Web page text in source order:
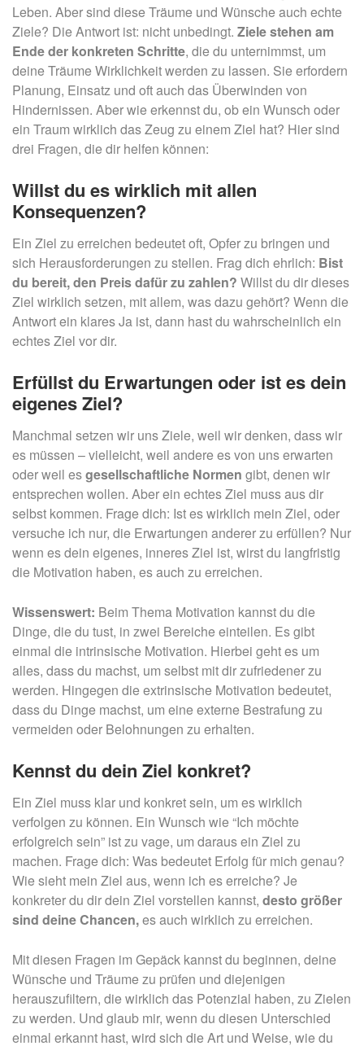
Leben. Aber sind diese Träume und Wünsche auch echte
Ziele? Die Antwort ist: nicht unbedingt. Ziele stehen am
Ende der konkreten Schritte, die du unternimmst, um
deine Träume Wirklichkeit werden zu lassen. Sie erfordern
Planung, Einsatz und oft auch das Überwinden von
Hindernissen. Aber wie erkennst du, ob ein Wunsch oder
ein Traum wirklich das Zeug zu einem Ziel hat? Hier sind
drei Fragen, die dir helfen können:
Willst du es wirklich mit allen
Konsequenzen?
Ein Ziel zu erreichen bedeutet oft, Opfer zu bringen und
sich Herausforderungen zu stellen. Frag dich ehrlich: Bist
du bereit, den Preis dafür zu zahlen? Willst du dir dieses
Ziel wirklich setzen, mit allem, was dazu gehört? Wenn die
Antwort ein klares Ja ist, dann hast du wahrscheinlich ein
echtes Ziel vor dir.
Erfüllst du Erwartungen oder ist es dein
eigenes Ziel?
Manchmal setzen wir uns Ziele, weil wir denken, dass wir
es müssen – vielleicht, weil andere es von uns erwarten
oder weil esgesellschaftliche Normen gibt, denen wir
entsprechen wollen. Aber ein echtes Ziel muss aus dir
selbst kommen. Frage dich: Ist es wirklich mein Ziel, oder
versuche ich nur, die Erwartungen anderer zu erfüllen? Nur
wenn es dein eigenes, inneres Ziel ist, wirst du langfristig
die Motivation haben, es auch zu erreichen.
Wissenswert: Beim Thema Motivation kannst du die
Dinge, die du tust, in zwei Bereiche einteilen. Es gibt
einmal die intrinsische Motivation. Hierbei geht es um
alles, dass du machst, um selbst mit dir zufriedener zu
werden. Hingegen die extrinsische Motivation bedeutet,
dass du Dinge machst, um eine externe Bestrafung zu
vermeiden oder Belohnungen zu erhalten.
Kennst du dein Ziel konkret?
Ein Ziel muss klar und konkret sein, um es wirklich
verfolgen zu können. Ein Wunsch wie “Ich möchte
erfolgreich sein” ist zu vage, um daraus ein Ziel zu
machen. Frage dich: Was bedeutet Erfolg für mich genau?
Wie sieht mein Ziel aus, wenn ich es erreiche? Je
konkreter du dir dein Ziel vorstellen kannst, desto größer
sind deine Chancen,es auch wirklich zu erreichen.
Mit diesen Fragen im Gepäck kannst du beginnen, deine
Wünsche und Träume zu prüfen und diejenigen
herauszufiltern, die wirklich das Potenzial haben, zu Zielen
zu werden. Und glaub mir, wenn du diesen Unterschied
einmal erkannt hast, wird sich die Art und Weise, wie du